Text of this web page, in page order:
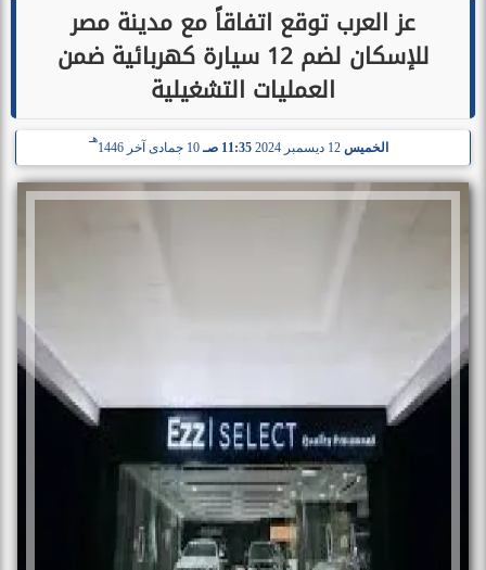
عز العرب توقع اتفاقاً مع مدينة مصر
للإسكان لضم 12 سيارة كهربائية ضمن
العمليات التشغيلية
الخميس 11:35 صـ 10 جمادى آخر 1446
هـ